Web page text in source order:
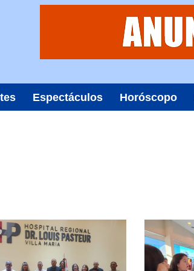
Espectáculos Horóscopo